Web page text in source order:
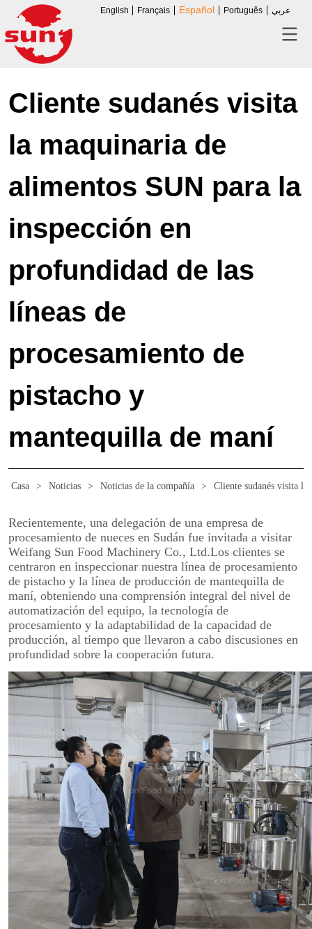
English Français Español Português عربي
Cliente sudanés visita
la maquinaria de
alimentos SUN para la
inspección en
profundidad de las
líneas de
procesamiento de
pistacho y
mantequilla de maní
Casa > Noticias > Noticias de la compañía > Cliente sudanés visita